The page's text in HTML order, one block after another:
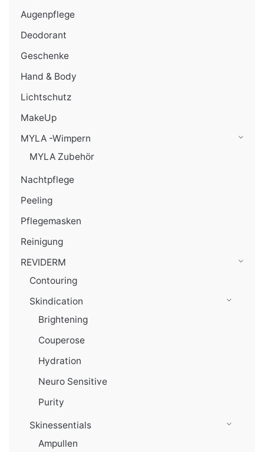
Augenpflege
Deodorant
Geschenke
Hand & Body
Lichtschutz
MakeUp
MYLA -Wimpern
MYLA Zubehör
Nachtpflege
Peeling
Pflegemasken
Reinigung
REVIDERM
Contouring
Skindication
Brightening
Couperose
Hydration
Neuro Sensitive
Purity
Skinessentials
Ampullen